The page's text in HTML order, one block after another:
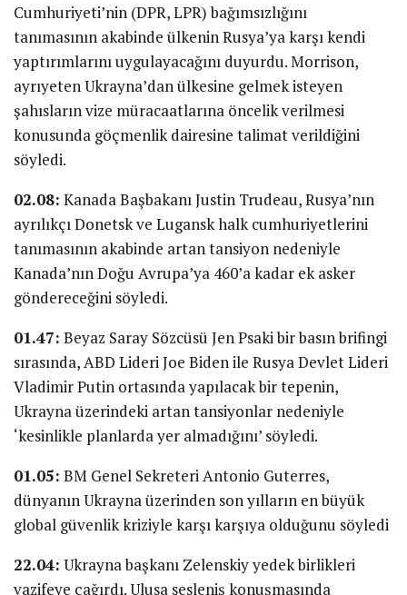
Cumhuriyeti’nin (DPR, LPR) bağımsızlığını
tanımasının akabinde ülkenin Rusya’ya karşı kendi
yaptırımlarını uygulayacağını duyurdu. Morrison,
ayrıyeten Ukrayna’dan ülkesine gelmek isteyen
şahısların vize müracaatlarına öncelik verilmesi
konusunda göçmenlik dairesine talimat verildiğini
söyledi.
02.08: Kanada Başbakanı Justin Trudeau, Rusya’nın
ayrılıkçı Donetsk ve Lugansk halk cumhuriyetlerini
tanımasının akabinde artan tansiyon nedeniyle
Kanada’nın Doğu Avrupa’ya 460’a kadar ek asker
göndereceğini söyledi.
01.47: Beyaz Saray Sözcüsü Jen Psaki bir basın brifingi
sırasında, ABD Lideri Joe Biden ile Rusya Devlet Lideri
Vladimir Putin ortasında yapılacak bir tepenin,
Ukrayna üzerindeki artan tansiyonlar nedeniyle
‘kesinlikle planlarda yer almadığını’ söyledi.
01.05: BM Genel Sekreteri Antonio Guterres,
dünyanın Ukrayna üzerinden son yılların en büyük
global güvenlik kriziyle karşı karşıya olduğunu söyledi
22.04: Ukrayna başkanı Zelenskiy yedek birlikleri
vazifeye çağırdı. Ulusa sesleniş konuşmasında